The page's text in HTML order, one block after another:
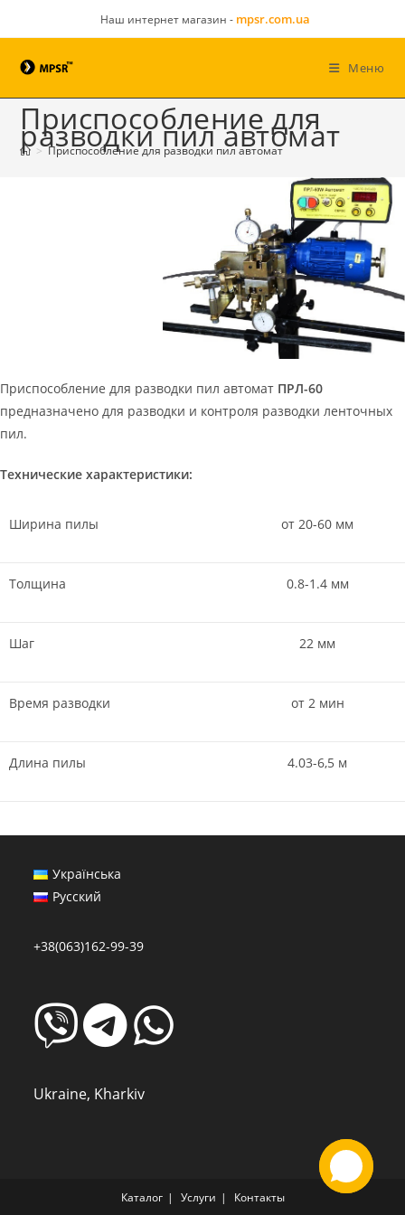
Наш интернет магазин - mpsr.com.ua
Меню
Приспособление для
разводки пил автомат
> Приспособление для разводки пил автомат
Приспособление для разводки пил автомат ПРЛ-60
предназначено для разводки и контроля разводки ленточных
пил.
Технические характеристики:
Ширина пилы от 20-60 мм
Толщина 0.8-1.4 мм
Шаг 22 мм
Время разводки от 2 мин
Длина пилы 4.03-6,5 м
Українська
Русский
+38(063)162-99-39
Ukraine, Kharkiv
Каталог Услуги Контакты